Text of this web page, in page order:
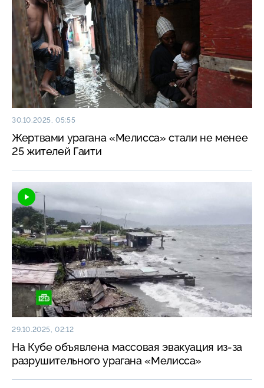
30.10.2025, 05:55
Жертвами урагана «Мелисса» стали не менее
25 жителей Гаити
29.10.2025, 02:12
На Кубе объявлена массовая эвакуация из-за
разрушительного урагана «Мелисса»